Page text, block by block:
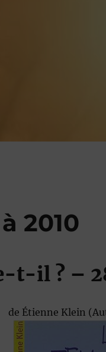
2010
t-il ? –
de Étienne Klein